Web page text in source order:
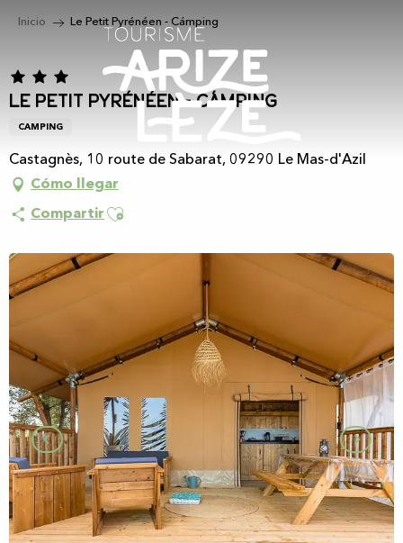
principal
Inicio Le Petit Pyrénéen - Cámping
Le Petit Pyrénéen - Cámping
CAMPING
Castagnès, 10 route de Sabarat, 09290 Le Mas-d'Azil
Cómo llegar
Compartir Ajouter aux favoris